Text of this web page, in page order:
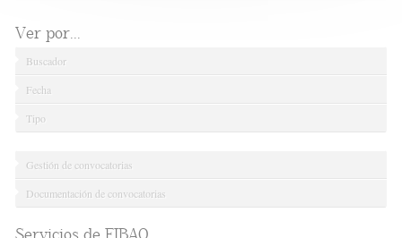
Ver por...
Buscador
Fecha
Tipo
Gestión de convocatorias
Documentación de convocatorias